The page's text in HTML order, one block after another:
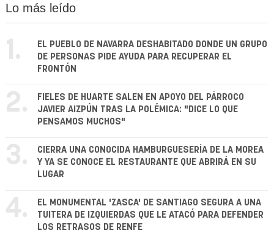
Lo más leído
1.
EL PUEBLO DE NAVARRA DESHABITADO DONDE UN GRUPO
DE PERSONAS PIDE AYUDA PARA RECUPERAR EL
FRONTÓN
2.
FIELES DE HUARTE SALEN EN APOYO DEL PÁRROCO
JAVIER AIZPÚN TRAS LA POLÉMICA: "DICE LO QUE
PENSAMOS MUCHOS"
3.
CIERRA UNA CONOCIDA HAMBURGUESERÍA DE LA MOREA
Y YA SE CONOCE EL RESTAURANTE QUE ABRIRÁ EN SU
LUGAR
4.
EL MONUMENTAL 'ZASCA' DE SANTIAGO SEGURA A UNA
TUITERA DE IZQUIERDAS QUE LE ATACÓ PARA DEFENDER
LOS RETRASOS DE RENFE